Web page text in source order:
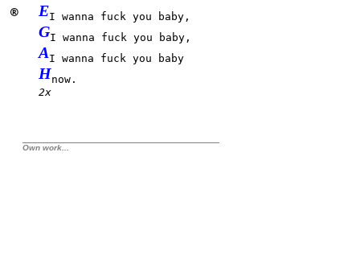
® EI wanna fuck you baby,
GI wanna fuck you baby,
AI wanna fuck you baby
Hnow.
2x
Own work...